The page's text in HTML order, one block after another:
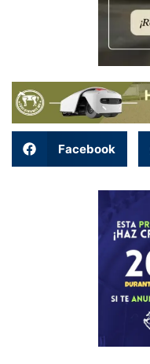
Facebook